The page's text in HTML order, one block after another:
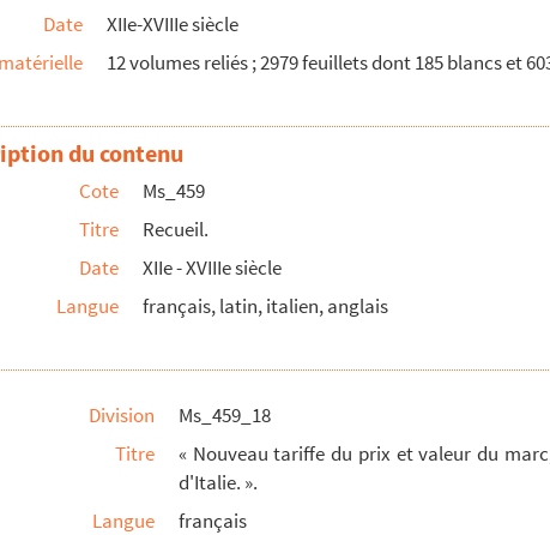
la corruption, et de le conserver ».
auteurs citez dans ce dictionnaire ».
Sig.ra Cornelia Zancheti Rimenese maritata nel...
Collections of all Natural Curiosities. For J...
dei sette del Vicentono, et della giuridizione di R...
».
un jour donné d'une des années des vingt premie...
».
et Infimæ Latinitatis Excerptæ ».
d'or, pistoles d'Espagne et pistoles d'Italie...
Lunes & les Lettres du Martyrologe ».
Date
XIIe-XVIIIe siècle
12 volumes reliés ; 2979 feuillets dont 185 blancs et
du contenu
Cote
Ms_459
Titre
Recueil.
Date
XIIe - XVIIIe siècle
Langue
français, latin, italien, anglais
Division
Ms_459_18
Titre
« Nouveau tariffe du prix et valeur du
d'Italie. ».
Langue
français